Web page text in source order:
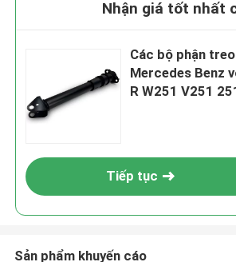
Nhận giá tốt nhất
Các bộ phận
Mercedes Benz
R W251 V251
Tiếp tục
Sản phẩm khuyến cáo